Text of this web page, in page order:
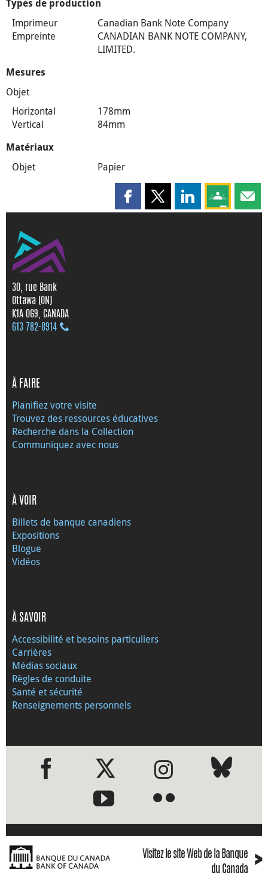
Types de production
Imprimeur
Canadian Bank Note Company
Empreinte
CANADIAN BANK NOTE COMPANY,
LIMITED.
Mesures
Objet
Horizontal
178mm
Vertical
84mm
Matériaux
Objet Papier
Partager cette page sur
Partager cette page sur X
Partager cette
Partagez
30, rue Bank
Ottawa (ON)
K1A 0G9, CANADA
613 782‑8914
À FAIRE
Planifiez votre visite
Trouvez des ressources éducatives
Recherche dans la Collection
Communiquez avec nous
À VOIR
Billets de banque canadiens
Expositions
Blogue
Vidéos
À SAVOIR
Accessibilité et besoins particuliers
Carrières
Médias sociaux
Règles de conduite
Santé et sécurité
Renseignements personnels
●●
Visitez le site Web de la Banque
du Canada
›